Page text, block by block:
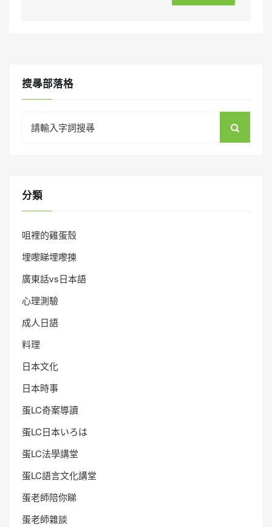
搜㝷部落格
for:
分類
咀裡的雞蛋殼
埋嚟睇埋嚟揀
廣東話vs日本語
心理測驗
成人日語
料理
日本文化
日本時事
蛋LC奇案導讀
蛋LC日本いろは
蛋LC法學講堂
蛋LC語言文化講堂
蛋老師陪你睇
蛋老師雜談